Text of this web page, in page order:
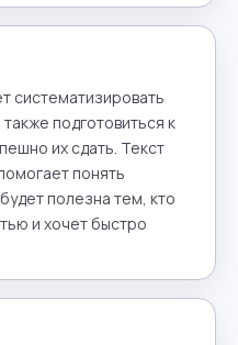
систематизировать
подготовиться к
их сдать. Текст
понять
полезна тем, кто
и хочет быстро